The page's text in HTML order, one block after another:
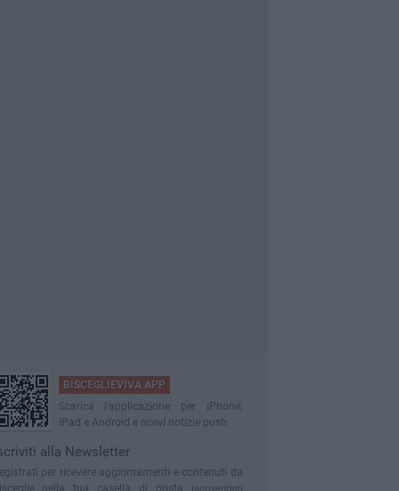
BISCEGLIEVIVA APP
Scarica l'applicazione per iPhone,
iPad e Android e ricevi notizie push
alla Newsletter
per ricevere aggiornamenti e contenuti da
nella tua casella di posta
Iscrivendoti